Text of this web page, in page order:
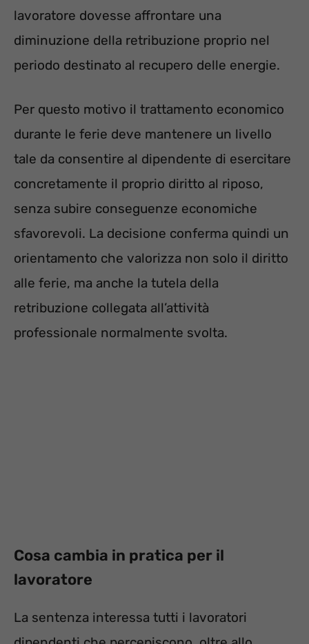
lavoratore dovesse affrontare una
diminuzione della retribuzione proprio nel
periodo destinato al recupero delle energie.
Per questo motivo il trattamento economico
durante le ferie deve mantenere un livello
tale da consentire al dipendente di esercitare
concretamente il proprio diritto al riposo,
senza subire conseguenze economiche
sfavorevoli. La decisione conferma quindi un
orientamento che valorizza non solo il diritto
alle ferie, ma anche la tutela della
retribuzione collegata all’attività
professionale normalmente svolta.
Cosa cambia in pratica per il
lavoratore
La sentenza interessa tutti i lavoratori